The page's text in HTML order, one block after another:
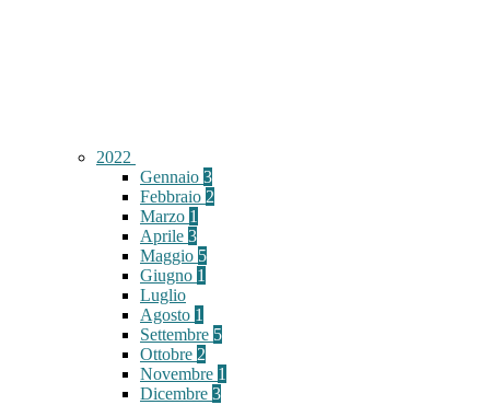
2022
Gennaio 3
Febbraio 2
Marzo 1
Aprile 3
Maggio 5
Giugno 1
Luglio
Agosto 1
Settembre 5
Ottobre 2
Novembre 1
Dicembre 3